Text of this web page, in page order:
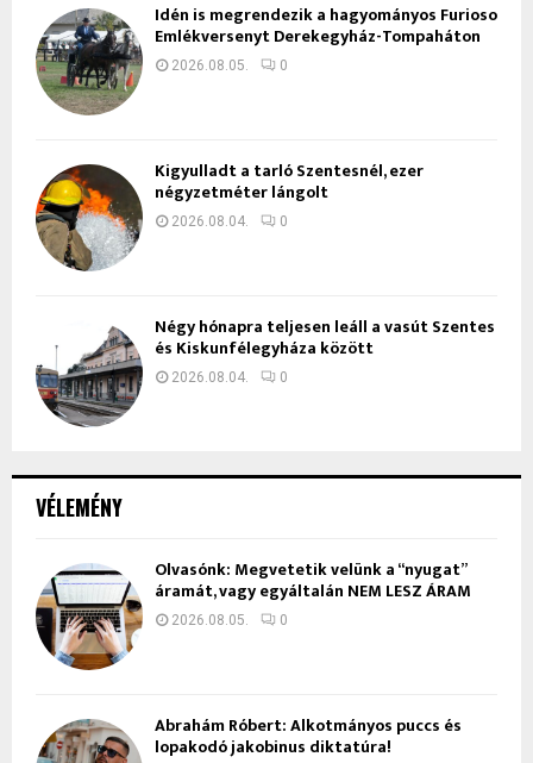
VÉLEMÉNY
Olvasónk: Megvetetik velünk a “nyugat”
áramát, vagy egyáltalán NEM LESZ ÁRAM
2026.08.05. 0
Ábrahám Róbert: Alkotmányos puccs és
lopakodó jakobinus diktatúra!
Idén is megrendezik a hagyományos Furioso
Emlékversenyt Derekegyház-Tompaháton
2026.08.05. 0
Kigyulladt a tarló Szentesnél, ezer
négyzetméter lángolt
2026.08.04. 0
Négy hónapra teljesen leáll a vasút Szentes
és Kiskunfélegyháza között
2026.08.04. 0